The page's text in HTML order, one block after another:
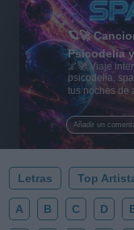
Añadir un
🪐🚀
Psicodelia
🌌🚀 Viaje
psicodelia,
tus noches de
al firmamento
esta colección
✨⭐
Letras Top
A B C D